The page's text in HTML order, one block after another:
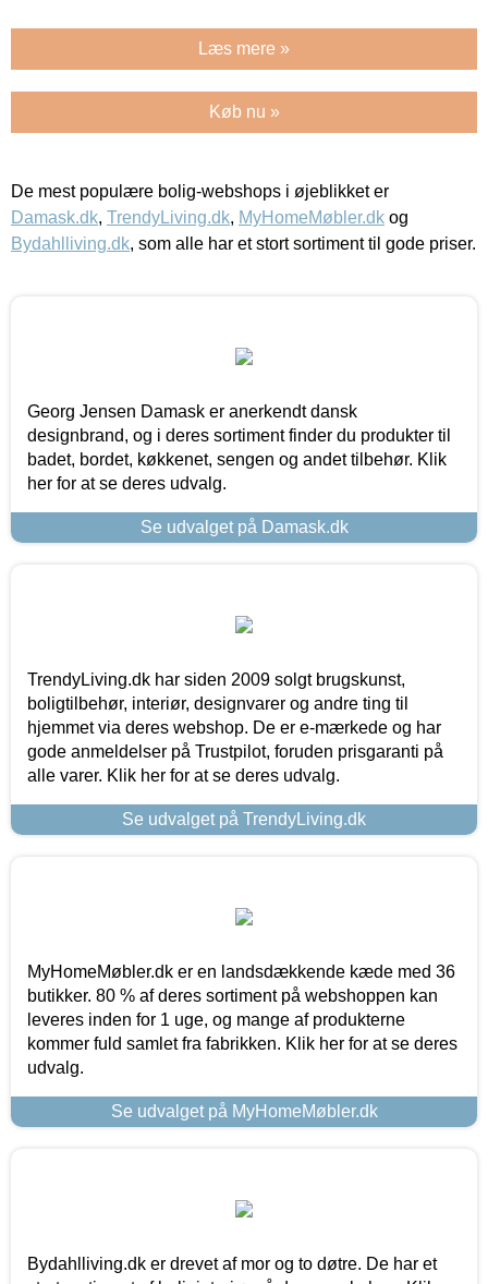
Læs mere »
Køb nu »
De mest populære bolig-webshops i øjeblikket er
Damask.dk, TrendyLiving.dk, MyHomeMøbler.dk og
Bydahlliving.dk, som alle har et stort sortiment til gode priser.
Georg Jensen Damask er anerkendt dansk
designbrand, og i deres sortiment finder du produkter til
badet, bordet, køkkenet, sengen og andet tilbehør. Klik
her for at se deres udvalg.
Se udvalget på Damask.dk
TrendyLiving.dk har siden 2009 solgt brugskunst,
boligtilbehør, interiør, designvarer og andre ting til
hjemmet via deres webshop. De er e-mærkede og har
gode anmeldelser på Trustpilot, foruden prisgaranti på
alle varer. Klik her for at se deres udvalg.
Se udvalget på TrendyLiving.dk
MyHomeMøbler.dk er en landsdækkende kæde med 36
butikker. 80 % af deres sortiment på webshoppen kan
leveres inden for 1 uge, og mange af produkterne
kommer fuld samlet fra fabrikken. Klik her for at se deres
udvalg.
Se udvalget på MyHomeMøbler.dk
Bydahlliving.dk er drevet af mor og to døtre. De har et